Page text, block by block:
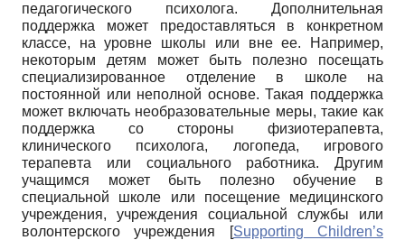
педагогического психолога. Дополнительная
поддержка может предоставляться в конкретном
классе, на уровне школы или вне ее. Например,
некоторым детям может быть полезно посещать
специализированное отделение в школе на
постоянной или неполной основе. Такая поддержка
может включать необразовательные меры, такие как
поддержка со стороны физиотерапевта,
клинического психолога, логопеда, игрового
терапевта или социального работника. Другим
учащимся может быть полезно обучение в
специальной школе или посещение медицинского
учреждения, учреждения социальной службы или
волонтерского учреждения
[Supporting Children’s